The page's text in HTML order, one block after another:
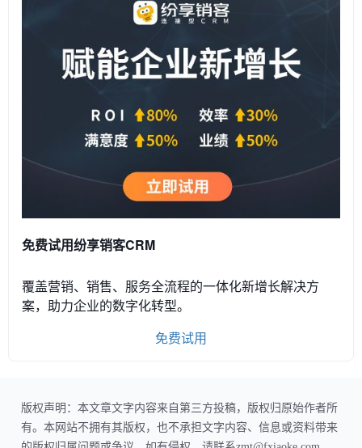
免费试用纷享销客CRM
覆盖营销、销售、服务全流程的一体化新增长解决方
案，助力企业的数字化转型。
免费试用
版权声明：本文章文字内容来自第三方投稿，版权归原始作者所
有。本网站不拥有其版权，也不承担文字内容、信息或资料带来